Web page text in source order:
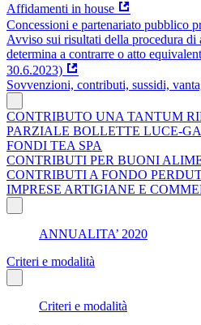
Affidamenti in house
Concessioni e partenariato pubblico
Avviso sui risultati della procedura di
determina a contrarre o atto
30.6.2023)
Sovvenzioni, contributi, sussidi,
CONTRIBUTO UNA TANTUM
PARZIALE BOLLETTE LUCE-
FONDI TEA SPA
CONTRIBUTI PER BUONI
CONTRIBUTI A FONDO
IMPRESE ARTIGIANE E
ANNUALITA’ 2020
Criteri e modalità
Criteri e modalità